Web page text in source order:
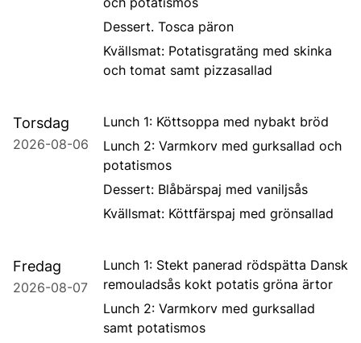
Dessert. Tosca päron
Kvällsmat: Potatisgratäng med skinka
och tomat samt pizzasallad
Torsdag
2026-08-06
Lunch 1: Köttsoppa med nybakt bröd
Lunch 2: Varmkorv med gurksallad och
potatismos
Dessert: Blåbärspaj med vaniljsås
Kvällsmat: Köttfärspaj med grönsallad
Fredag
2026-08-07
Lunch 1: Stekt panerad rödspätta Dansk
remouladsås kokt potatis gröna ärtor
Lunch 2: Varmkorv med gurksallad
samt potatismos